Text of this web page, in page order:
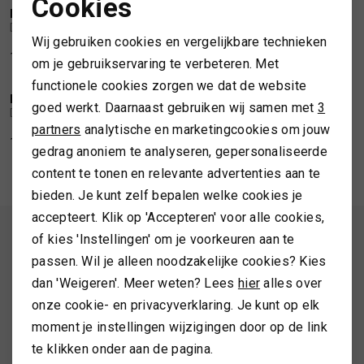
SPORTKLEDING
TASSEN
TOPS EN SHIRTS
TRUIEN
/2
DE VENT
De Vent Scott brown
119,99 119,99
/2
DE VENT
De Vent Henry white
119,99
1 /2
DE VENT
ALTIJD ALS EERSTE OP DE HOOGTE ZIJN?
Schrijf je in en ontvang 10% korting op je 1e bestelling
AANMELDEN
Noodzakelijke cookies
Analytische cookies
Marketing cookies
Cookies
Wij gebruiken cookies en vergelijkbare technieken
om je gebruikservaring te verbeteren. Met
functionele cookies zorgen we dat de website
goed werkt. Daarnaast gebruiken wij samen met 3
partners analytische en marketingcookies om jouw
gedrag anoniem te analyseren, gepersonaliseerde
content te tonen en relevante advertenties aan te
bieden. Je kunt zelf bepalen welke cookies je
accepteert. Klik op 'Accepteren' voor alle cookies,
of kies 'Instellingen' om je voorkeuren aan te
passen. Wil je alleen noodzakelijke cookies? Kies
dan 'Weigeren'. Meer weten? Lees hier alles over
onze cookie- en privacyverklaring. Je kunt op elk
moment je instellingen wijzigingen door op de link
te klikken onder aan de pagina.